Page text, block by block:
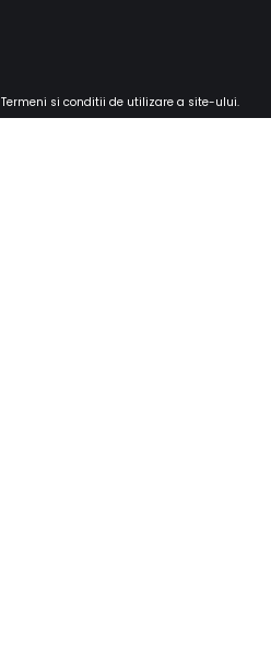
Termeni si conditii de utilizare a site-ului.